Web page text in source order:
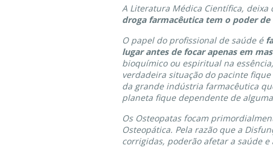
A Literatura Médica Científica, deixa
droga farmacêutica tem o poder
O papel do profissional de saúde é
lugar antes de focar apenas em
bioquímico ou espiritual na
verdadeira situação do pacinte
da grande indústria farmacêutica
planeta fique dependente de
Os Osteopatas focam
Osteopática. Pela razão que a
corrigidas, poderão afetar a saúde